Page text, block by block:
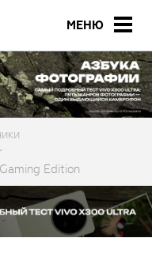
МЕНЮ
Edition